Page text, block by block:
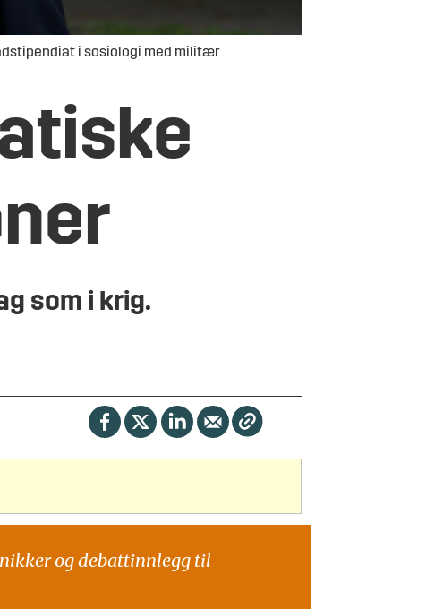
i sosiologi med militær
som i krig.
og debattinnlegg til